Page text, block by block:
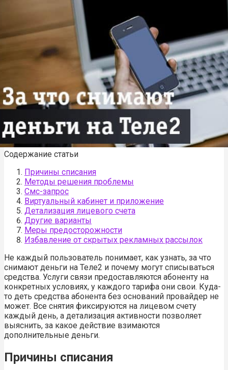
Содержание статьи
Причины списания
Методы решения проблемы
Смс-запрос
Виртуальный кабинет и приложение
Детализация лицевого счета
Другие варианты
Меры предосторожности
Избавление от скрытых рекламных рассылок
Не каждый пользователь понимает, как узнать, за что
снимают деньги на Теле2 и почему могут списываться
средства. Услуги связи предоставляются абоненту на
конкретных условиях, у каждого тарифа они свои. Куда-
то деть средства абонента без оснований провайдер не
может. Все снятия фиксируются на лицевом счету
каждый день, а детализация активности позволяет
выяснить, за какое действие взимаются
дополнительные деньги.
Причины списания